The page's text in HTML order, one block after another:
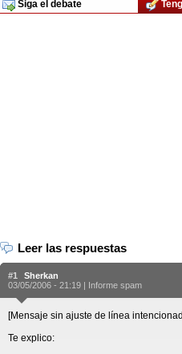
Siga el debate
Leer las respuestas
#1
Sherkan
03/05/2006 - 21:19 | Informe spam
[Mensaje sin ajuste de línea
Te explico: